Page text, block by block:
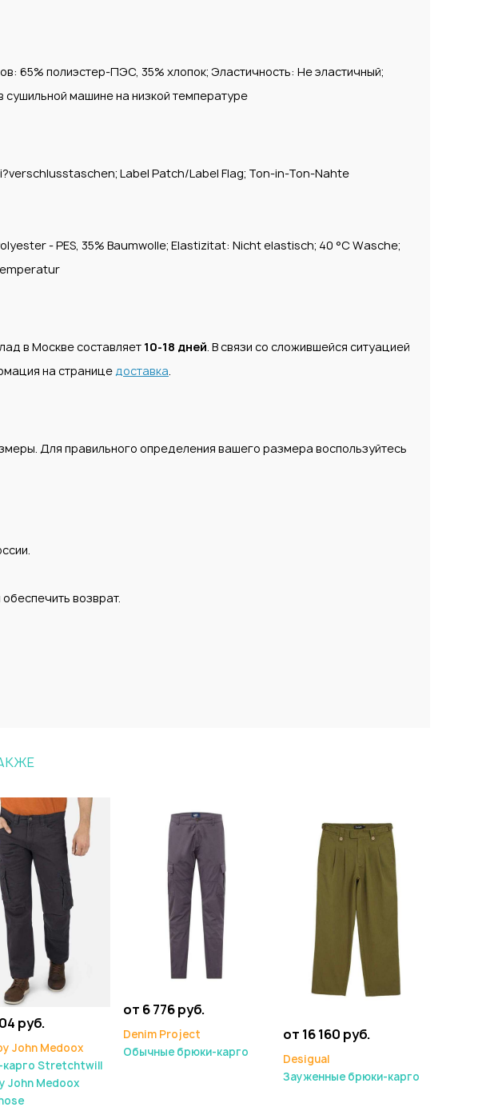
65% полиэстер-ПЭС, 35% хлопок; Эластичность: Не эластичный;
сушильной машине на низкой температуре
Label Patch/Label Flag; Ton-in-Ton-Nahte
- PES, 35% Baumwolle; Elastizitat: Nicht elastisch; 40 °C Wasche;
в Москве составляет 10-18 дней. В связи со сложившейся ситуацией
на страницедоставка.
Для правильного определения вашего размера воспользуйтесь
возврат.
руб.
John Medoox
карго Stretchtwill
John Medoox
от 6 776 руб.
Denim Project
Обычные брюки-карго
от 16 160 руб.
Desigual
Зауженные брюки-карго